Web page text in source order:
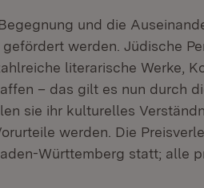
und die
werden. Jüdische
literarische Werke,
– das gilt es nun durch
sie ihr kulturelles
werden. Die
Württemberg statt; alle